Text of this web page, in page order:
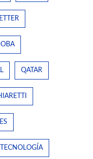
QATAR
TECNOLOGÍA